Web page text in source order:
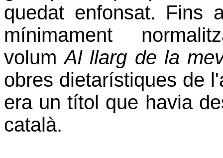
quedat enfonsat. Fins
mínimament
volumAl llarg de la
obres dietarístiques de
era un títol que havia
català.